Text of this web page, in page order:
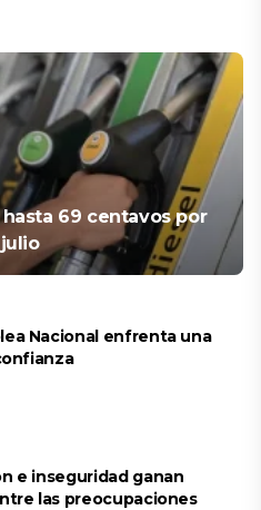
69 centavos por
Nacional enfrenta una
e inseguridad ganan
las preocupaciones